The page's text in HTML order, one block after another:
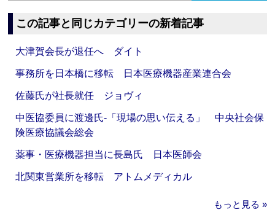
この記事と同じカテゴリーの新着記事
大津賀会長が退任へ ダイト
事務所を日本橋に移転 日本医療機器産業連合会
佐藤氏が社長就任 ジョヴィ
中医協委員に渡邊氏‐「現場の思い伝える」 中央社会保
険医療協議会総会
薬事・医療機器担当に長島氏 日本医師会
北関東営業所を移転 アトムメディカル
もっと見る »